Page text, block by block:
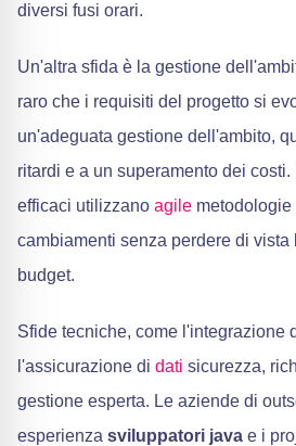
diversi fusi orari.
Un'altra sfida è la gestione
raro che i requisiti del progetto si
un'adeguata gestione dell'ambito,
ritardi e a un superamento dei
efficaci utilizzano agile metodologie
cambiamenti senza perdere di vista
budget.
Sfide tecniche, come l'integrazione
l'assicurazione di dati sicurezza,
gestione esperta. Le aziende di
esperienza sviluppatori java e i